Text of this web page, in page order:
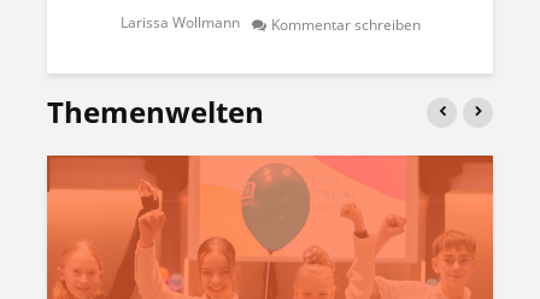
Larissa Wollmann Kommentar schreiben
Themenwelten